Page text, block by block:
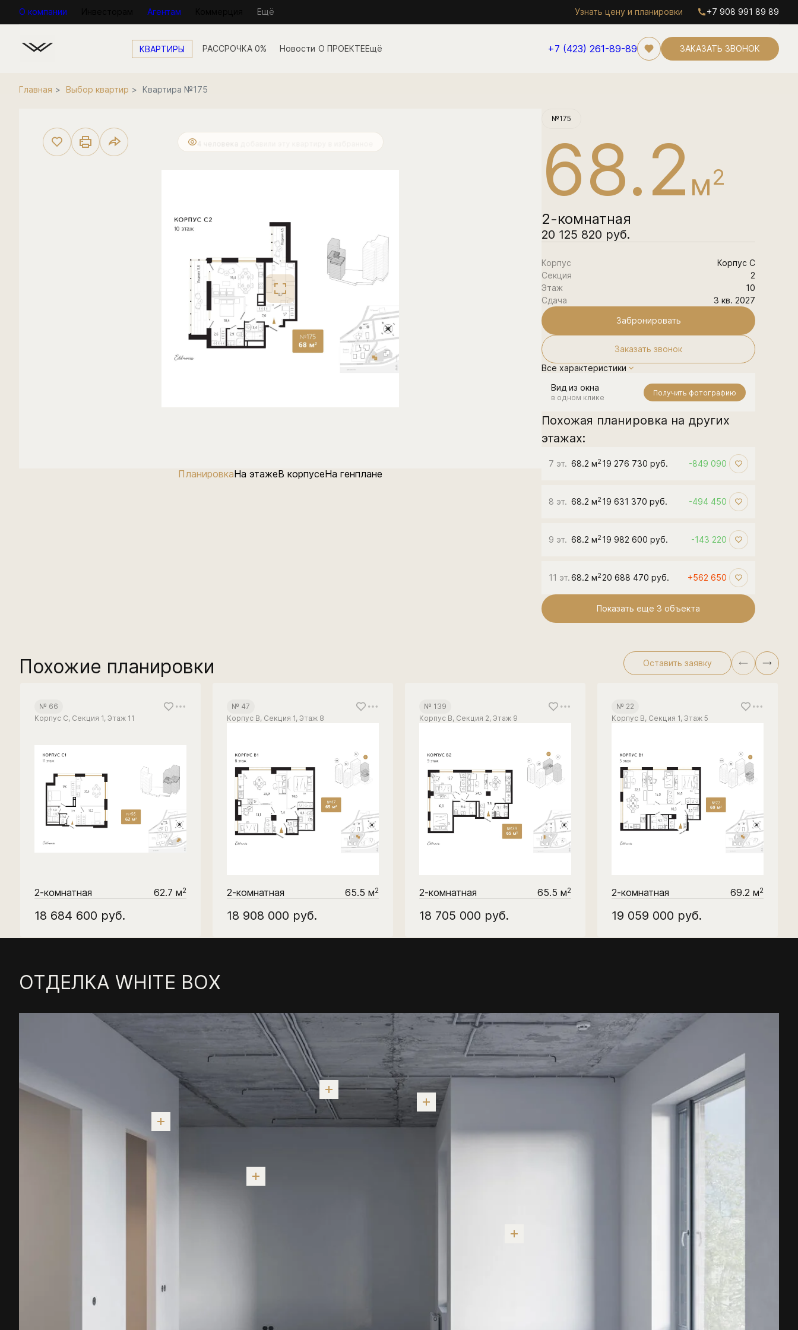
О компании Агентам Ещё Узнать цену и планировки +7 908 991 89 89
КВАРТИРЫ О ПРОЕКТЕЕщё +7 (423) 261-89-89 ЗАКАЗАТЬ ЗВОНОК
Главная Выбор квартир Квартира №175
ПланировкаНа этажеВ корпусеНа генплане
№175
68.2 м2
2-комнатная
20 125 820 руб.
Корпус
Корпус С
Секция
2
Этаж
10
Сдача
3 кв. 2027
Забронировать
Заказать звонок
Все характеристики
Вид из окна
в одном клике
Получить фотографию
Похожая планировка на других
этажах:
7 эт. 68.2 м2 19 276 730 руб. -849 090
8 эт. 68.2 м2 19 631 370 руб. -494 450
9 эт. 68.2 м2 19 982 600 руб. -143 220
11 эт.68.2 м2 20 688 470 руб. +562 650
Показать еще 3 объектa
Похожие планировки Оставить заявку
№ 66
Корпус С, Секция 1, Этаж 11
2-комнатная 62.7 м2
18 684 600 руб.
№ 47
Корпус В, Секция 1, Этаж 8
2-комнатная 65.5 м2
18 908 000 руб.
№ 139
Корпус В, Секция 2, Этаж 9
2-комнатная 65.5 м2
18 705 000 руб.
№ 22
Корпус В, Секция 1, Этаж 5
2-комнатная 69.2 м2
19 059 000 руб.
ОТДЕЛКА WHITE BOX